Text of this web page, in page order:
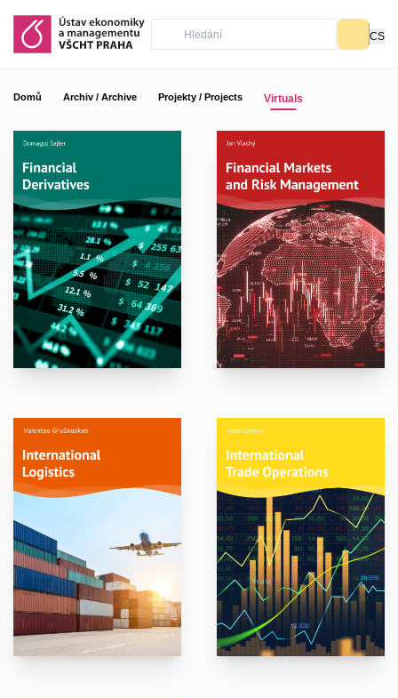
CS
Domů Archiv / Archive Projekty / Projects Virtuals